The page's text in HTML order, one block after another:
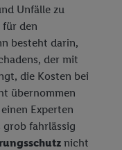
Unfälle zu
für den
besteht darin,
der mit
die Kosten bei
übernommen
Experten
grob fahrlässig
nicht